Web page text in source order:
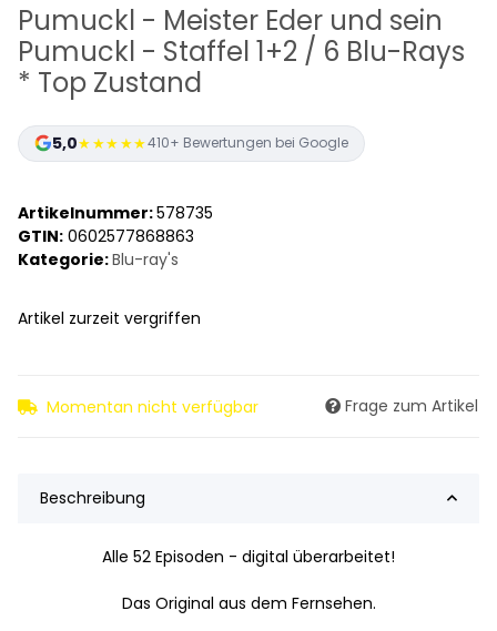
Pumuckl - Meister Eder und sein
Pumuckl - Staffel 1+2 / 6 Blu-Rays
* Top Zustand
5,0★★★★★410+ Bewertungen bei Google
Artikelnummer:578735
GTIN: 0602577868863
Kategorie:Blu-ray's
Artikel zurzeit vergriffen
Momentan nicht verfügbar Frage zum Artikel
Beschreibung
Alle 52 Episoden - digital überarbeitet!
Das Original aus dem Fernsehen.